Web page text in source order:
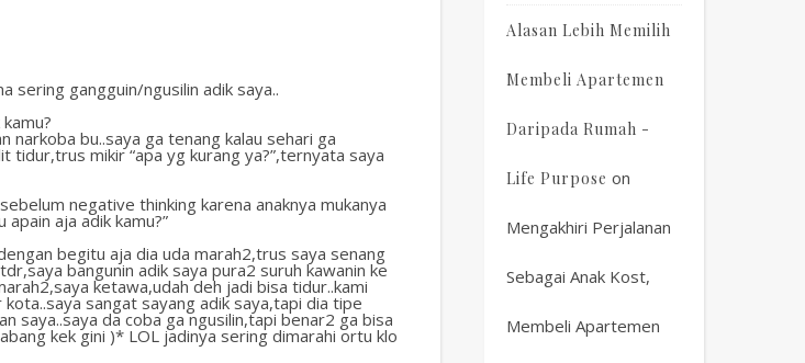
sering gangguin/ngusilin adik saya..
narkoba bu..saya ga tenang kalau sehari ga
tidur,trus mikir “apa yg kurang ya?”,ternyata saya
negative thinking karena anaknya mukanya
aja adik kamu?”
begitu aja dia uda marah2,trus saya senang
bangunin adik saya pura2 suruh kawanin ke
ketawa,udah deh jadi bisa tidur..kami
sangat sayang adik saya,tapi dia tipe
saya..saya da coba ga ngusilin,tapi benar2 ga bisa
kek gini )* LOL jadinya sering dimarahi ortu klo
Alasan Lebih Memilih
Membeli Apartemen
Daripada Rumah -
Life Purpose on
Mengakhiri Perjalanan
Sebagai Anak Kost,
Membeli Apartemen